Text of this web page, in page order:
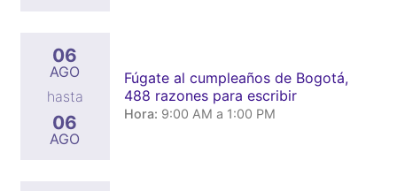
06
AGO
hasta
06
AGO
Fúgate al cumpleaños de Bogotá,
488 razones para escribir
Hora: 9:00 AM a 1:00 PM